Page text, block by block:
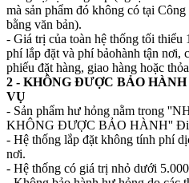
mà sản phẩm đó không có tại
bằng văn bản).
- Giá trị của toàn hệ thống tối
phí lắp đặt và phí bảohành tận nơi,
phiếu đặt hàng, giao hàng hoặc
2 - KHÔNG ĐƯỢC BẢO
VỤ
- Sản phẩm hư hỏng nằm trong
KHÔNG ĐƯỢC BẢO HÀNH''
- Hệ thống lắp đặt không tính phí
nơi.
- Hệ thống có giá trị nhỏ dưới